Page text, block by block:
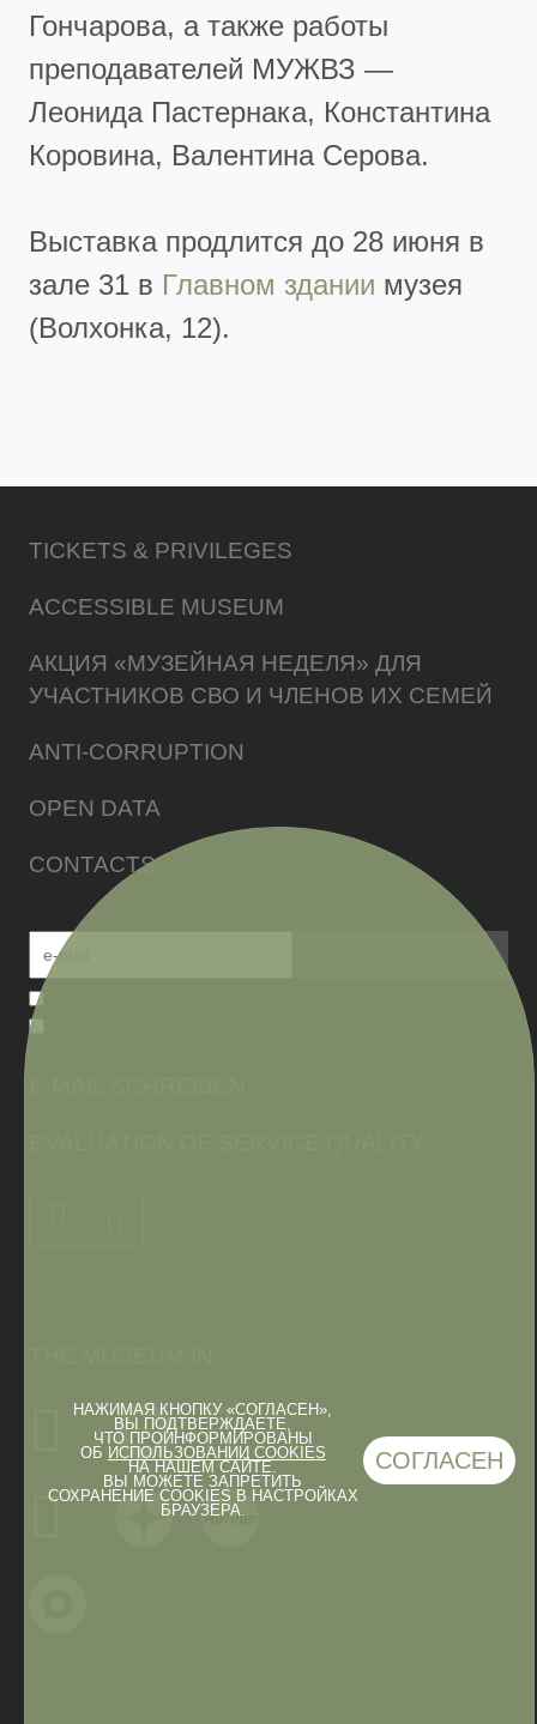
Гончарова, а также работы
преподавателей МУЖВЗ —
Леонида Пастернака, Константина
Коровина, Валентина Серова.
Выставка продлится до 28 июня в
зале 31 в Главном здании музея
(Волхонка, 12).
НАЖИМАЯ КНОПКУ «СОГЛАСЕН»,
ВЫ ПОДТВЕРЖДАЕТЕ,
ЧТО ПРОИНФОРМИРОВАНЫ
ОБ ИСПОЛЬЗОВАНИИ COOKIES
НА НАШЕМ САЙТЕ.
ВЫ МОЖЕТЕ ЗАПРЕТИТЬ
СОХРАНЕНИЕ COOKIES В НАСТРОЙКАХ
БРАУЗЕРА.
СОГЛАСЕН
TICKETS & PRIVILEGES
ACCESSIBLE MUSEUM
АКЦИЯ «МУЗЕЙНАЯ НЕДЕЛЯ» ДЛЯ
УЧАСТНИКОВ СВО И ЧЛЕНОВ ИХ СЕМЕЙ
ANTI-CORRUPTION
OPEN DATA
CONTACTS